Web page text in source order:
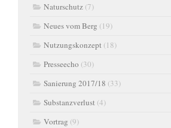
Naturschutz (7)
Neues vom Berg (19)
Nutzungskonzept (18)
Presseecho (30)
Sanierung 2017/18 (33)
Substanzverlust (4)
Vortrag (9)